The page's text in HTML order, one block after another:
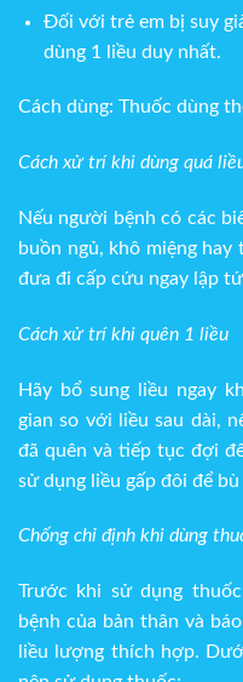
Đối với trẻ em bị suy
dùng 1 liều duy nhất.
Cách dùng: Thuốc dùng
Cách xử trí khi dùng quá
Nếu người bệnh có các
buồn ngủ, khô miệng
đưa đi cấp cứu ngay lập
Cách xử trí khi quên 1 liều
Hãy bổ sung liều ngay
gian so với liều sau dài,
đã quên và tiếp tục đợi
sử dụng liều gấp đôi để
Chống chỉ định khi dùng
Trước khi sử dụng
bệnh của bản thân và
liều lượng thích hợp.